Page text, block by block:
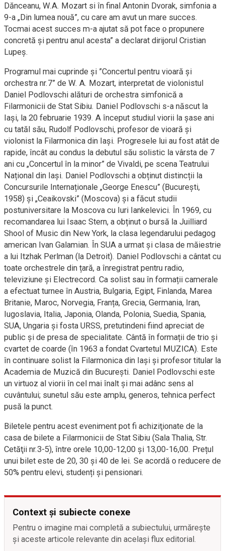
Dănceanu, W.A. Mozart si în final Antonin Dvorak, simfonia a
9-a „Din lumea nouă”, cu care am avut un mare succes.
Tocmai acest succes m-a ajutat să pot face o propunere
concretă și pentru anul acesta” a declarat dirijorul Cristian
Lupeș.
Programul mai cuprinde și ”Concertul pentru vioară și
orchestra nr.7” de W. A. Mozart, interpretat de violonistul
Daniel Podlovschi alături de orchestra simfonică a
Filarmonicii de Stat Sibiu. Daniel Podlovschi s-a născut la
Iași, la 20 februarie 1939. A început studiul viorii la șase ani
cu tatăl său, Rudolf Podlovschi, profesor de vioară și
violonist la Filarmonica din Iași. Progresele lui au fost atât de
rapide, încât au condus la debutul său solistic la vârsta de 7
ani cu „Concertul în la minor” de Vivaldi, pe scena Teatrului
Național din Iași. Daniel Podlovschi a obținut distincții la
Concursurile Internaționale „George Enescu” (București,
1958) și „Ceaikovski” (Moscova) și a făcut studii
postuniversitare la Moscova cu Iuri Iankelevici. În 1969, cu
recomandarea lui Isaac Stern, a obținut o bursă la Juilliard
Shool of Music din New York, la clasa legendarului pedagog
american Ivan Galamian. În SUA a urmat și clasa de măiestrie
a lui Itzhak Perlman (la Detroit). Daniel Podlovschi a cântat cu
toate orchestrele din țară, a înregistrat pentru radio,
televiziune și Electrecord. Ca solist sau în formații camerale
a efectuat turnee în Austria, Bulgaria, Egipt, Finlanda, Marea
Britanie, Maroc, Norvegia, Franța, Grecia, Germania, Iran,
Iugoslavia, Italia, Japonia, Olanda, Polonia, Suedia, Spania,
SUA, Ungaria și fosta URSS, pretutindeni fiind apreciat de
public și de presa de specialitate. Cântă în formații de trio și
cvartet de coarde (în 1963 a fondat Cvartetul MUZICA). Este
în continuare solist la Filarmonica din Iași și profesor titular la
Academia de Muzică din București. Daniel Podlovschi este
un virtuoz al viorii în cel mai înalt și mai adânc sens al
cuvântului; sunetul său este amplu, generos, tehnica perfect
pusă la punct.
Biletele pentru acest eveniment pot fi achiziţionate de la
casa de bilete a Filarmonicii de Stat Sibiu (Sala Thalia, Str.
Cetăţii nr.3-5), între orele 10,00-12,00 și 13,00-16,00. Prețul
unui bilet este de 20, 30 și 40 de lei. Se acordă o reducere de
50% pentru elevi, studenți și pensionari.
Context și subiecte conexe
Pentru o imagine mai completă a subiectului, urmărește
și aceste articole relevante din același flux editorial.